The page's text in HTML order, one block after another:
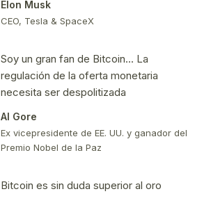
Elon Musk
CEO, Tesla & SpaceX
Soy un gran fan de Bitcoin... La
regulación de la oferta monetaria
necesita ser despolitizada
Al Gore
Ex vicepresidente de EE. UU. y ganador del
Premio Nobel de la Paz
Bitcoin es sin duda superior al oro